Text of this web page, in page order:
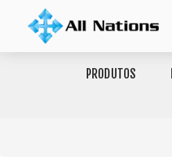
PRODUTOS